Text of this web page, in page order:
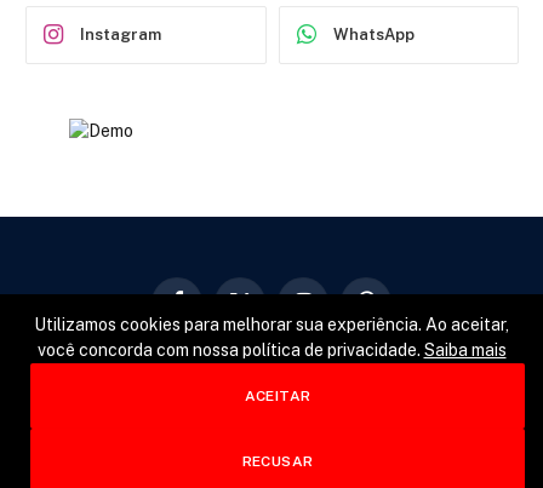
Instagram WhatsApp
(Twitter)
Utilizamos cookies para melhorar sua experiência. Ao aceitar,
você concorda com nossa política de privacidade. Saiba mais
ACEITAR
RECUSAR